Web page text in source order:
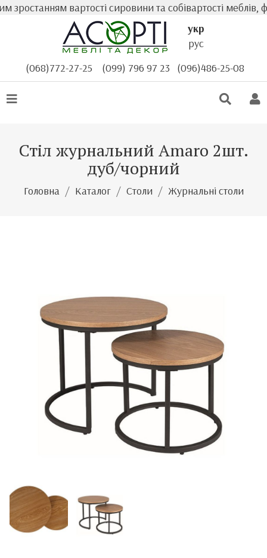
вартості сировини та собівартості меблів,
укр
рус
(068)772-27-25
(099) 796 97 23 (096)486-25-08
Стіл журнальний Amaro 2шт.
дуб/чорний
Головна Каталог Столи Журнальні столи